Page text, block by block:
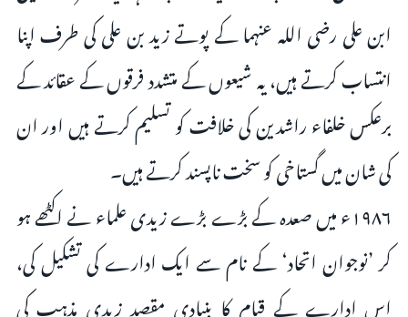
ابن علی رضی اللہ عنہما کے پوتے زید بن علی کی طرف اپنا
انتساب کرتے ہیں، یہ شیعوں کے متشدد فرقوں کے عقائد کے
برعکس خلفاء راشدین کی خلافت کو تسلیم کرتے ہیں اور ان
کی شان میں گستاخی کو سخت ناپسند کرتے ہیں۔
۱۹۸۶ء میں صعدہ کے بڑے بڑے زیدی علماء نے اکٹھے ہو
کر ’نوجوان اتحاد‘ کے نام سے ایک ادارے کی تشکیل کی،
اس ادارے کے قیام کا بنیادی مقصد زیدی مذہب کی